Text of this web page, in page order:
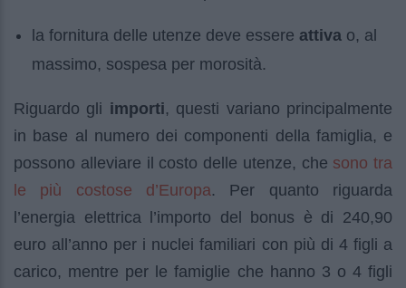
la fornitura delle utenze deve essere attiva o, al
massimo, sospesa per morosità.
Riguardo gli importi, questi variano principalmente
in base al numero dei componenti della famiglia, e
possono alleviare il costo delle utenze, che sono tra
le più costose d’Europa. Per quanto riguarda
l’energia elettrica l’importo del bonus è di 240,90
euro all’anno per i nuclei familiari con più di 4 figli a
carico, mentre per le famiglie che hanno 3 o 4 figli